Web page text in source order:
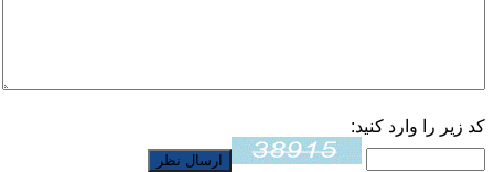
کد زیر را وارد کنید: